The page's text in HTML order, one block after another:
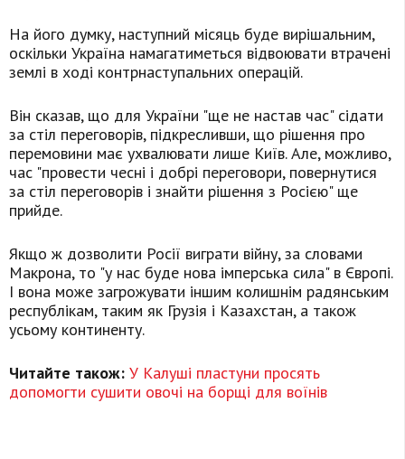
На його думку, наступний місяць буде вирішальним,
оскільки Україна намагатиметься відвоювати втрачені
землі в ході контрнаступальних операцій.
Він сказав, що для України "ще не настав час" сідати
за стіл переговорів, підкресливши, що рішення про
перемовини має ухвалювати лише Київ. Але, можливо,
час "провести чесні і добрі переговори, повернутися
за стіл переговорів і знайти рішення з Росією" ще
прийде.
Якщо ж дозволити Росії виграти війну, за словами
Макрона, то "у нас буде нова імперська сила" в Європі.
І вона може загрожувати іншим колишнім радянським
республікам, таким як Грузія і Казахстан, а також
усьому континенту.
Читайте також: У Калуші пластуни просять
допомогти сушити овочі на борщі для воїнів